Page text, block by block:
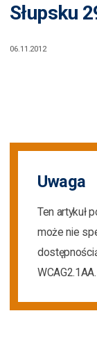
Słupsku
06.11.2012
Uwaga
Ten artykuł
może nie
WCAG2.1AA.